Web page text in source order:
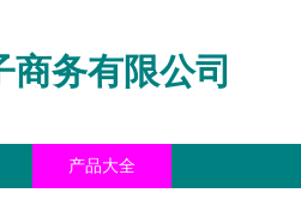
务有限公司
产品大全